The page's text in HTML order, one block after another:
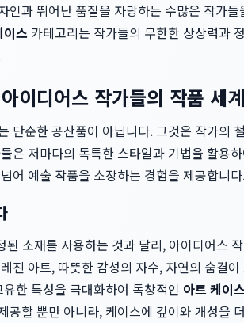
과 뛰어난 품질을 자랑하는 수많은 작가
스 카테고리는 작가들의 무한한 상상력과
이디어스 작가들의 작품 세계
단순한 공산품이 아닙니다. 그것은 작가의
은 저마다의 독특한 스타일과 기법을 활용
어 예술 작품을 소장하는 경험을 제공합니
소재를 사용하는 것과 달리, 아이디어스
진 아트, 따뜻한 감성의 자수, 자연의 숨결
한 특성을 극대화하여 독창적인 아트 케이스
할 뿐만 아니라, 케이스에 깊이와 개성을